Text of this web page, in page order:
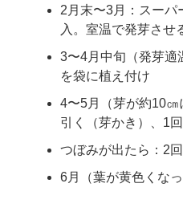
2月末〜3月：スーパ
入。室温で発芽させ
3〜4月中旬（発芽適
を袋に植え付け
4〜5月（芽が約10㎝
引く（芽かき）、1
つぼみが出たら：2
6月（葉が黄色くな